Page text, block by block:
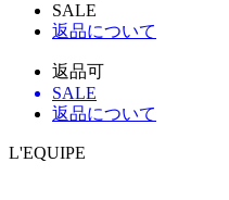
SALE
返品について
返品可
SALE
返品について
L'EQUIPE